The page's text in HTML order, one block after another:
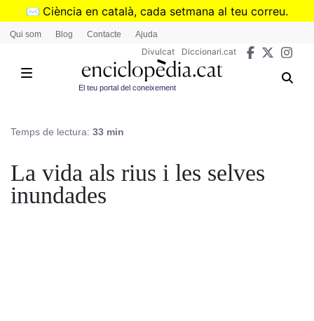
Vés
✉️ Ciència en català, cada setmana al teu correu.
➜Subscriu-te al butlletí de Divulcat
Qui som Blog Contacte Ajuda
Divulcat Diccionari.cat
El teu portal del coneixement
Temps de lectura: 33 min
La vida als rius i les selves
inundades